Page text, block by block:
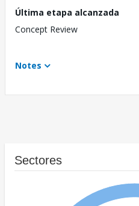
Última etapa alcanzada
Concept Review
Notes
Sectores